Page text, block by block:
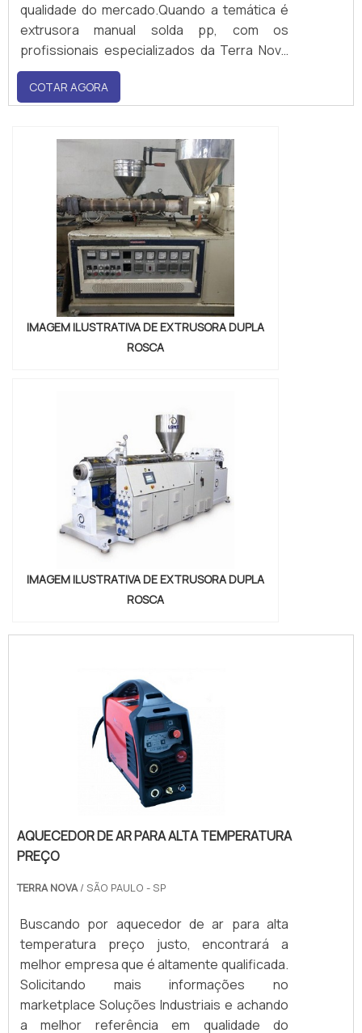
qualidade do mercado.Quando a temática é
extrusora manual solda pp, com os
profissionais especializados da Terra Nova
Tecnologia conseguirá assertividade com
prazos de entrega enxutos.ALGUNS
DETALHES SOBRE EXTRUSORA MANUAL
COTAR AGORA
IMAGEM ILUSTRATIVA DE EXTRUSORA DUPLA
ROSCA
IMAGEM ILUSTRATIVA DE EXTRUSORA DUPLA
ROSCA
AQUECEDOR DE AR PARA ALTA TEMPERATURA
PREÇO
TERRA NOVA / SÃO PAULO - SP
Buscando por aquecedor de ar para alta
temperatura preço justo, encontrará a
melhor empresa que é altamente qualificada.
Solicitando mais informações no
marketplace Soluções Industriais e achando
a melhor referência em qualidade do